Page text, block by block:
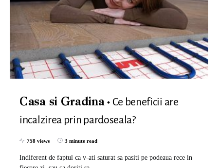
Casa si Gradina
Ce beneficii are
incalzirea prin pardoseala?
758 views 3 minute read
Indiferent de faptul ca v-ati saturat sa pasiti pe podeaua rece in